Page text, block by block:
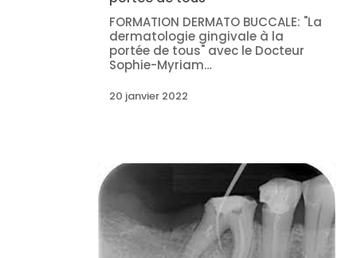
FORMATION DERMATO BUCCALE: "La
dermatologie gingivale à la
portée de tous" avec le Docteur
Sophie-Myriam…
20 janvier 2022